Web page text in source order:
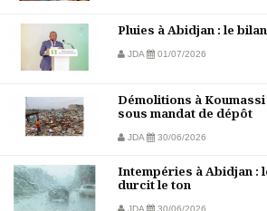
Pluies à Abidjan : le
JDA 01/07/2026
Démolitions à
sous mandat de dépôt
JDA 30/06/2026
Intempéries à Abidjan :
durcit le ton